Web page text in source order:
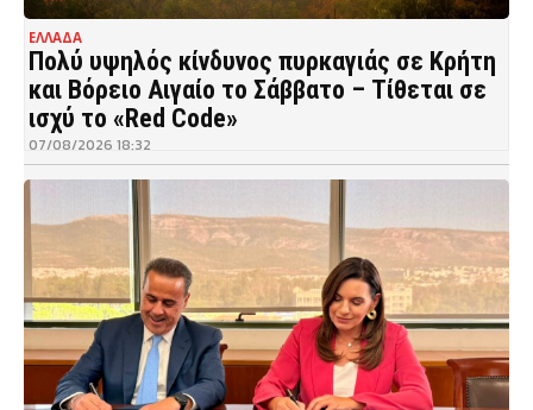
ΕΛΛΑΔΑ
Πολύ υψηλός κίνδυνος πυρκαγιάς σε Κρήτη
και Βόρειο Αιγαίο το Σάββατο – Τίθεται σε
ισχύ το «Red Code»
07/08/2026 18:32